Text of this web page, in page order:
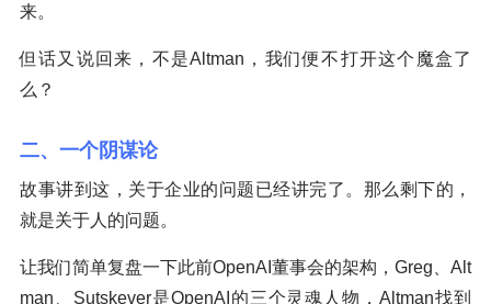
来。
但话又说回来，不是Altman，我们便不打开这个魔盒了
么？
二、一个阴谋论
故事讲到这，关于企业的问题已经讲完了。那么剩下的，
就是关于人的问题。
让我们简单复盘一下此前OpenAI董事会的架构，Greg、Alt
man、Sutskever是OpenAI的三个灵魂人物，Altman找到